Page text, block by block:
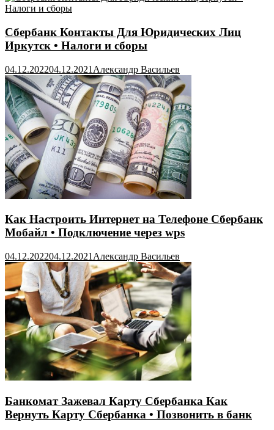
Сбербанк Контакты Для Юридических Лиц
Иркутск • Налоги и сборы
04.12.202204.12.2021 Александр Васильев
Как Настроить Интернет на Телефоне Сбербанк
Мобайл • Подключение через wps
04.12.202204.12.2021 Александр Васильев
Банкомат Зажевал Карту Сбербанка Как
Вернуть Карту Сбербанка • Позвонить в банк